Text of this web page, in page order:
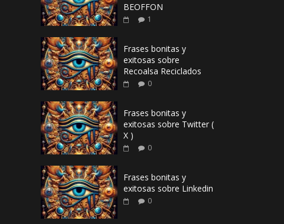
BEOFFON
1
Frases bonitas y
exitosas sobre
Recoalsa Reciclados
0
Frases bonitas y
exitosas sobre Twitter (
X )
0
Frases bonitas y
exitosas sobre Linkedin
0